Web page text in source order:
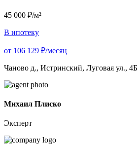
45 000 ₽/м²
В ипотеку
от 106 129 ₽/месяц
Чаново д., Истринский, Луговая ул., 4Б
Михаил Плиско
Эксперт